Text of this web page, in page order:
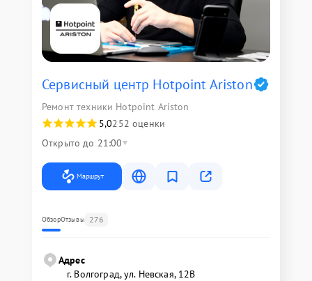
Сервисный центр Hotpoint Ariston
Ремонт техники Hotpoint Ariston
5,0252 оценки
Открыто до 21:00
Маршрут
ОбзорОтзывы 276
Адрес
г. Волгоград, ул. Невская, 12В